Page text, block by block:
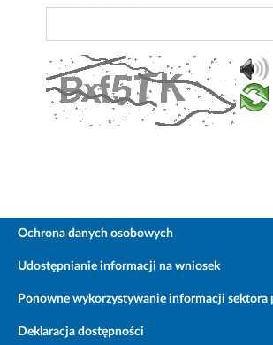
Ochrona danych osobowych
Udostępnianie informacji na wniosek
Ponowne wykorzystywanie informacji sektora
Deklaracja dostępności